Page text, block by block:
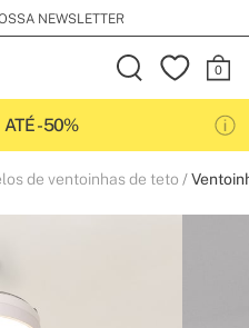
NEWSLETTER
ATÉ -50%
de ventoinhas de teto